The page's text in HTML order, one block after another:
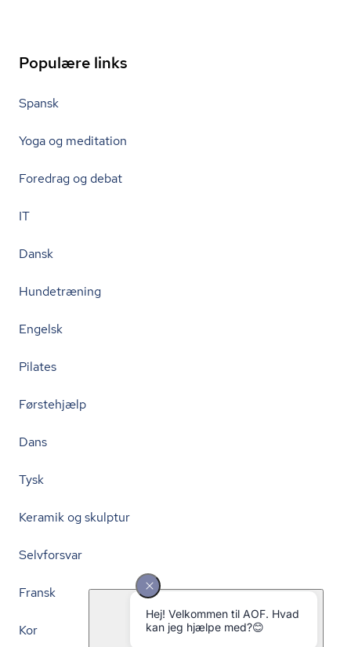
Populære links
Spansk
Yoga og meditation
Foredrag og debat
IT
Dansk
Hundetræning
Engelsk
Pilates
Førstehjælp
Dans
Tysk
Keramik og skulptur
Selvforsvar
Fransk
Kor